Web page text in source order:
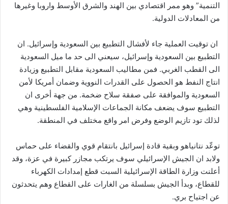
التنمية” وهو ممر اقتصادي بين الهند والشرق الأوسط واروبا وغيرها
من المعادلات الدولية.
ان توقيت العملية جاء لأفشال التطبيع بين السعودية وإسرائيل. ان
التطبيع بين السعودية وإسرائيل، سيعني الى حد ما ميل السعودية
الى القطب الغربي. فمن مطاليب السعودية مقابل التطبيع وزيادة
انتاج النفط هو الحصول على القدرات النووية وضمان أمريكا لأمن
السعودية والموافقة على صفقة سلاح ضخمة. من جهة أخرى ان
التطبيع سوف يضعف مكانة الجماعات الإسلامية الفلسطينية وهي
لذلك تود تازيم الوضع وفرض امر واقع مختلف في المنطقة.
توعّد نتانياهو وبقية قادة إسرائيل بانتقام قوي والقضاء على حماس
ولابد ان الجيش الإسرائيلي سوف يرتكب مجازر كبيرة في عزة، وقد
أعلنت وزارة الطاقة الإسرائيلية السبت قطع إمدادات الكهرباء
للقطاع، وبدأ الجيش بسلسلة من الغارات على القطاع وهم يتحدثون
عن اجتياح بري.